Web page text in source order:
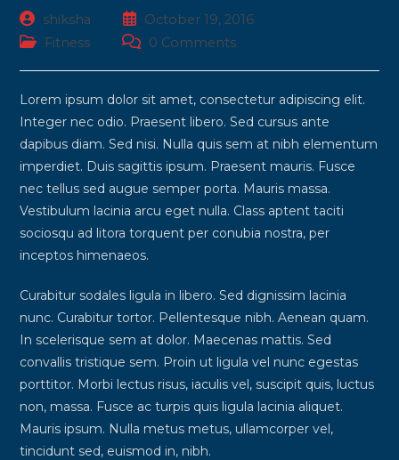
Post
author:
shiksha
Post
published:
October 19, 2016
PostFitness
Post0 Comments
Lorem ipsum dolor sit amet, consectetur adipiscing elit.
Integer nec odio. Praesent libero. Sed cursus ante
dapibus diam. Sed nisi. Nulla quis sem at nibh elementum
imperdiet. Duis sagittis ipsum. Praesent mauris. Fusce
nec tellus sed augue semper porta. Mauris massa.
Vestibulum lacinia arcu eget nulla. Class aptent taciti
sociosqu ad litora torquent per conubia nostra, per
inceptos himenaeos.
Curabitur sodales ligula in libero. Sed dignissim lacinia
nunc. Curabitur tortor. Pellentesque nibh. Aenean quam.
In scelerisque sem at dolor. Maecenas mattis. Sed
convallis tristique sem. Proin ut ligula vel nunc egestas
porttitor. Morbi lectus risus, iaculis vel, suscipit quis, luctus
non, massa. Fusce ac turpis quis ligula lacinia aliquet.
Mauris ipsum. Nulla metus metus, ullamcorper vel,
tincidunt sed, euismod in, nibh.